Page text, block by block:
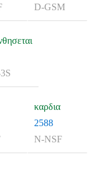
D-GSM
καρδια
2588
N-NSF